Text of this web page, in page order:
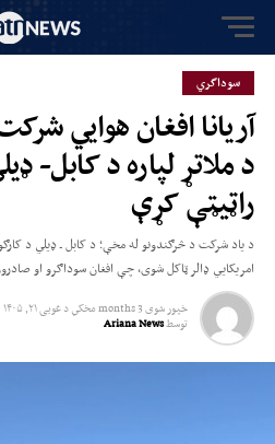
سوداگري
آریانا افغان هوایي
د ملاتړ لپاره د کابل-
راټیټې کړې
امریکایي ډالر ټاکل شوی، چې افغان سوداګرو او
خپور شوی3 months مخکي دغویی ۲۱, ۱۴۰۵
توسطAriana News